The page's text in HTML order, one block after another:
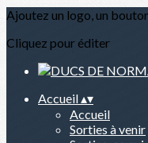
Ajoutez un logo, un
Cliquez pour éditer
Accueil▴▾
Accueil
Sorties à venir